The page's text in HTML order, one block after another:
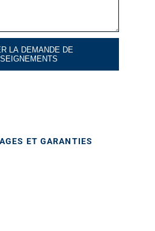
LA DEMANDE DE
ET GARANTIES